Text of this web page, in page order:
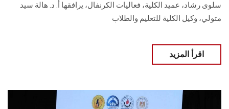
سلوى رشاد، عميد الكلية، فعاليات الكرنفال، يرافقها أ. د. هالة سيد
متولي، وكيل الكلية للتعليم والطلاب
اقرأ المزيد